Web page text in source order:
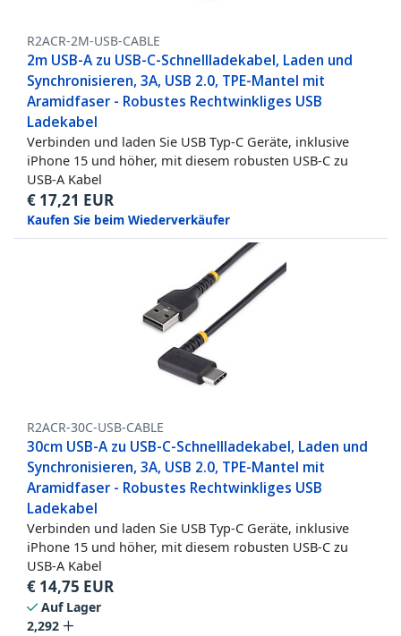
R2ACR-2M-USB-CABLE
2m USB-A zu USB-C-Schnellladekabel, Laden und
Synchronisieren, 3A, USB 2.0, TPE-Mantel mit
Aramidfaser - Robustes Rechtwinkliges USB
Ladekabel
Verbinden und laden Sie USB Typ-C Geräte, inklusive
iPhone 15 und höher, mit diesem robusten USB-C zu
USB-A Kabel
€ 17,21 EUR
Kaufen Sie beim Wiederverkäufer
R2ACR-30C-USB-CABLE
30cm USB-A zu USB-C-Schnellladekabel, Laden und
Synchronisieren, 3A, USB 2.0, TPE-Mantel mit
Aramidfaser - Robustes Rechtwinkliges USB
Ladekabel
Verbinden und laden Sie USB Typ-C Geräte, inklusive
iPhone 15 und höher, mit diesem robusten USB-C zu
USB-A Kabel
€ 14,75 EUR
Auf Lager
2,292